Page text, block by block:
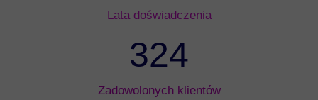
Lata doświadczenia
324
Zadowolonych klientów